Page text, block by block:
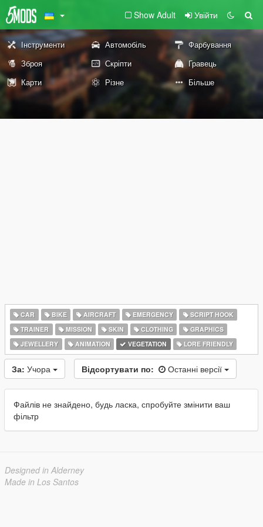
Show Adult Увійти
Інструменти Автомобіль
Фарбування
Зброя
Скріпти
Гравець
Карти
Різне Більше
CAR BIKE AIRCRAFT EMERGENCY
SCRIPT HOOK
TRAINER
MISSION SKIN CLOTHING
GRAPHICS
JEWELLERY
ANIMATION VEGETATION LORE FRIENDLY
За: Учора Відсортувати по: Останні версії
Файлів не знайдено, будь ласка, спробуйте змінити ваш
фільтр
Designed in Alderney
Made in Los Santos